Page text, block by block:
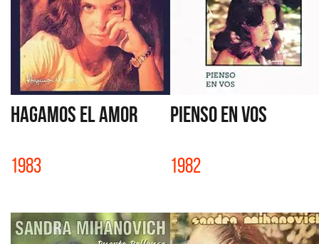
HAGAMOS EL AMOR
1983
PIENSO EN VOS
1982